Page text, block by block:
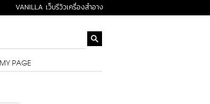
VANILLA เว็บรีวิวเครื่องสำอาง
MY PAGE